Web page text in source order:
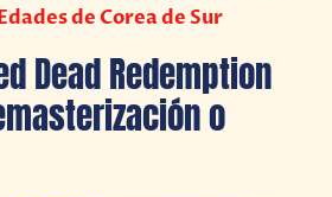
de Corea de Sur
Dead Redemption
o